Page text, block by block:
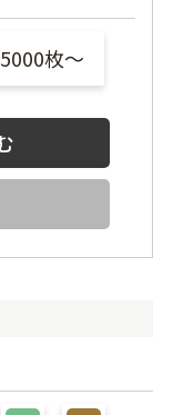
5000枚〜